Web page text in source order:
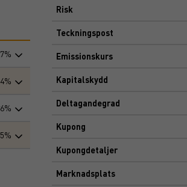
Risk
Teckningspost
Emissionskurs
Kapitalskydd
Deltagandegrad
Kupong
Kupongdetaljer
Marknadsplats